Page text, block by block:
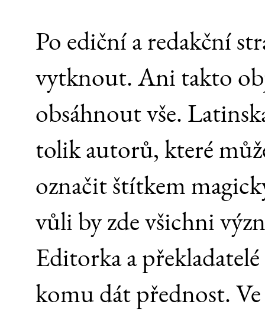
Po ediční a redakční
vytknout. Ani takto
obsáhnout vše.
tolik autorů, které
označit štítkem
vůli by zde všichni
Editorka a
komu dát přednost. Ve